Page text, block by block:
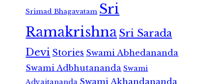
Srimad Bhagavatam Sri
RamakrishnaSri Sarada
Devi Stories Swami Abhedananda
Swami Adbhutananda Swami
Advaitananda Swami Akhandananda